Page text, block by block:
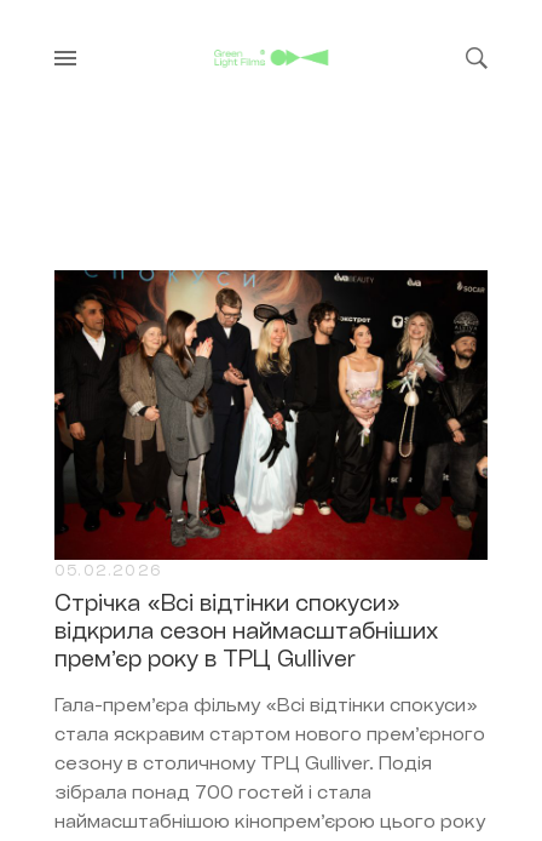
05.02.2026
Стрічка «Всі відтінки спокуси»
відкрила сезон наймасштабніших
премʼєр року в ТРЦ Gulliver
Гала-премʼєра фільму «Всі відтінки спокуси»
стала яскравим стартом нового премʼєрного
сезону в столичному ТРЦ Gulliver. Подія
зібрала понад 700 гостей і стала
наймасштабнішою кінопремʼєрою цього року